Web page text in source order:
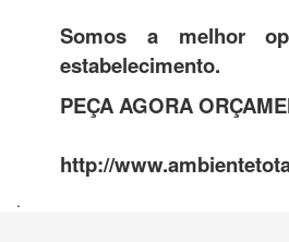
Somos a melhor
estabelecimento.
PEÇA AGORA
http://
.